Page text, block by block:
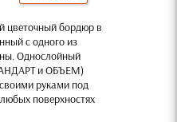
цветочный бордюр в
с одного из
Однослойный
и ОБЪЕМ)
руками под
поверхностях